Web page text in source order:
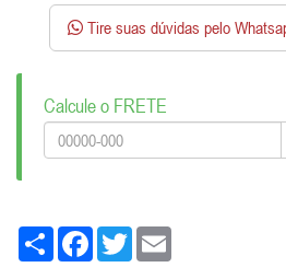
Tire suas dúvidas pelo
Calcule o FRETE
Share FacebookTwitter